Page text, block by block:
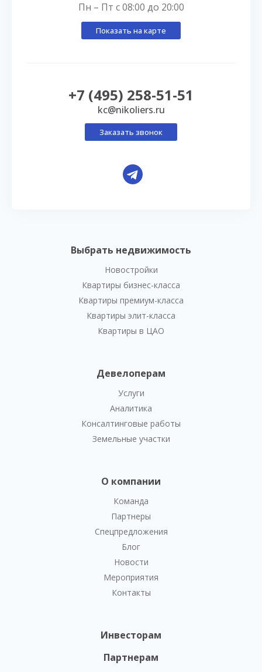
Выбрать недвижимость
Новостройки
Квартиры бизнес-класса
Квартиры премиум-класса
Квартиры элит-класса
Квартиры в ЦАО
Девелоперам
Услуги
Аналитика
Консалтинговые работы
Земельные участки
О компании
Команда
Партнеры
Спецпредложения
Блог
Новости
Мероприятия
Контакты
Инвесторам
Партнерам
Пн – Пт с 08:00 до 20:00
Показать на карте
+7 (495) 258-51-51
kc@nikoliers.ru
Заказать звонок